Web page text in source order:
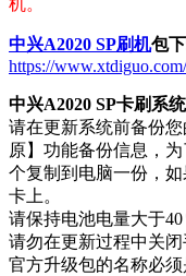
中兴A2020 SP刷机包
https://
中兴A2020 SP卡刷系
请在更新系统前备份
原】功能备份信息，
个复制到电脑一份，
卡上。
请保持电池电量大于40
请勿在更新过程中关闭
官方升级包的名称必须